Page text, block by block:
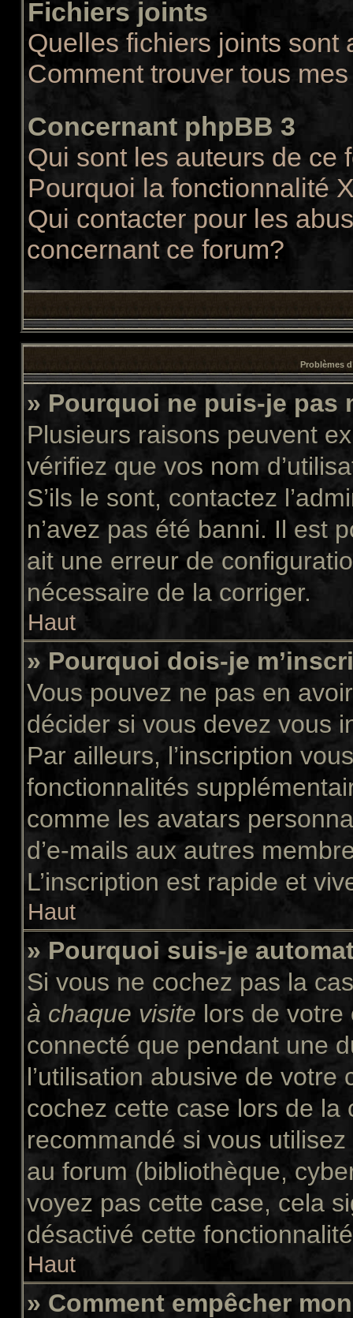
Fichiers joints
Quelles fichiers joints sont
Comment trouver tous
Concernant phpBB 3
Qui sont les auteurs de ce
Pourquoi la fonctionnalité
Qui contacter pour les
concernant ce forum?
Problèmes
» Pourquoi ne puis-je pas
Plusieurs raisons peuvent
vérifiez que vos nom
S’ils le sont, contactez
n’avez pas été banni. Il est
ait une erreur de
nécessaire de la corriger.
Haut
» Pourquoi dois-je
Vous pouvez ne pas en
décider si vous devez vous
Par ailleurs, l’inscription
fonctionnalités
comme les avatars
d’e-mails aux autres
L’inscription est rapide et
Haut
» Pourquoi suis-je
Si vous ne cochez pas la
à chaque visite lors de votre
connecté que pendant une
l’utilisation abusive de
cochez cette case lors de la
recommandé si vous
au forum (bibliothèque,
voyez pas cette case, cela
désactivé cette
Haut
» Comment empêcher